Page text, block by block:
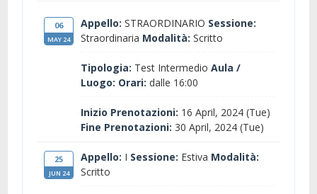
06
MAY 24
Appello: STRAORDINARIO Sessione:
Straordinaria Modalità: Scritto
Tipologia: Test Intermedio Aula /
Luogo: Orari: dalle 16:00
Inizio Prenotazioni: 16 April, 2024 (Tue)
Fine Prenotazioni: 30 April, 2024 (Tue)
25
JUN 24
Appello: I Sessione: Estiva Modalità:
Scritto